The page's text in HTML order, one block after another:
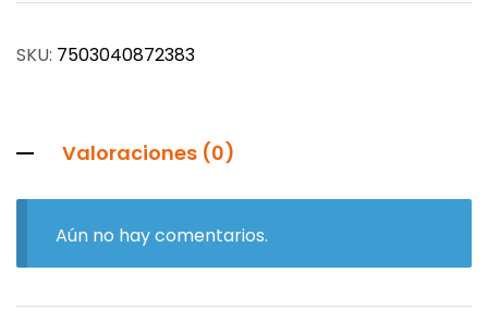
SKU: 7503040872383
Valoraciones (0)
Aún no hay comentarios.